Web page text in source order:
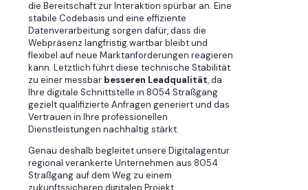
die Bereitschaft zur Interaktion spürbar an. Eine
stabile Codebasis und eine effiziente
Datenverarbeitung sorgen dafür, dass die
Webpräsenz langfristig wartbar bleibt und
flexibel auf neue Marktanforderungen reagieren
kann. Letztlich führt diese technische Stabilität
zu einer messbar besseren Leadqualität, da
Ihre digitale Schnittstelle in 8054 Straßgang
gezielt qualifizierte Anfragen generiert und das
Vertrauen in Ihre professionellen
Dienstleistungen nachhaltig stärkt.
Genau deshalb begleitet unsere Digitalagentur
regional verankerte Unternehmen aus 8054
Straßgang auf dem Weg zu einem
zukunftssicheren digitalen Projekt.